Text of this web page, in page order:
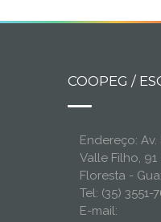
COOPEG /
Endereço:
Valle Filho,
Floresta -
Tel: (35)
E-mail: